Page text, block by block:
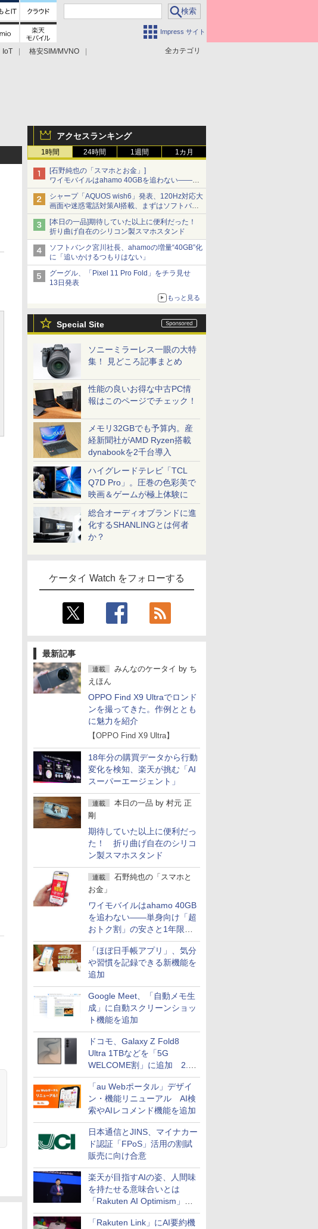
Impress サイト
全カテゴリ
IoT
格安SIM/MVNO
アクセスランキング
1時間 24時間 1週間 1カ月
[石野純也の「スマホとお金」]
ワイモバイルはahamo 40GBを追わない――単
身向け「超おトク割」の安さと1年限定の注意
点
シャープ「AQUOS wish6」発表、120Hz対応大
画面や迷惑電話対策AI搭載、まずはソフトバン
クの法人向け
[本日の一品]期待していた以上に便利だった！
折り曲げ自在のシリコン製スマホスタンド
ソフトバンク宮川社長、ahamoの増量“40GB”化
に「追いかけるつもりはない」
グーグル、「Pixel 11 Pro Fold」をチラ見せ
13日発表
もっと見る
Special Site
ソニーミラーレス一眼の大特
集！ 見どころ記事まとめ
性能の良いお得な中古PC情
報はこのページでチェック！
メモリ32GBでも予算内。産
経新聞社がAMD Ryzen搭載
dynabookを2千台導入
ハイグレードテレビ「TCL
Q7D Pro」。圧巻の色彩美で
映画＆ゲームが極上体験に
総合オーディオブランドに進
化するSHANLINGとは何者
か？
ケータイ Watch をフォローする
最新記事
連載 みんなのケータイ by ち
えほん
OPPO Find X9 Ultraでロンド
ンを撮ってきた。作例ととも
に魅力を紹介
【OPPO Find X9 Ultra】
18年分の購買データから行動
変化を検知、楽天が挑む「AI
スーパーエージェント」
連載 本日の一品 by 村元 正
剛
期待していた以上に便利だっ
た！ 折り曲げ自在のシリコ
ン製スマホスタンド
連載
石野純也の「スマホと
お金」
ワイモバイルはahamo 40GB
を追わない――単身向け「超
おトク割」の安さと1年限定
の注意点
「ほぼ日手帳アプリ」、気分
や習慣を記録できる新機能を
追加
Google Meet、「自動メモ生
成」に自動スクリーンショッ
ト機能を追加
ドコモ、Galaxy Z Fold8
Ultra 1TBなどを「5G
WELCOME割」に追加 2.2
万円引き
「au Webポータル」デザイ
ン・機能リニューアル AI検
索やAIレコメンド機能を追加
日本通信とJINS、マイナカー
ド認証「FPoS」活用の割賦
販売に向け合意
楽天が目指すAIの姿、人間味
を持たせる意味合いとは
「Rakuten AI Optimism」三
木谷氏の基調講演
「Rakuten Link」にAI要約機